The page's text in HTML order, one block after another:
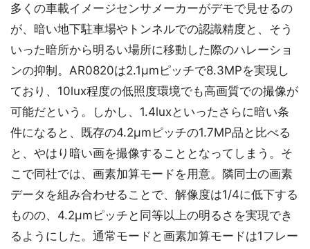
多くの車載イメージセンサメーカーがデモで見せるの
が、暗い地下駐車場やトンネルでの認識精度と、そう
いった暗所から明るい場所に移動した際のハレーショ
ンの抑制。AR0820は2.1μmピッチで8.3MPを実現し
ており、10lux程度の低照度環境でも高画質での撮像が
可能だという。しかし、1.4luxといったさらに暗い条
件になると、既存の4.2μmピッチの1.7MP品と比べる
と、やはり暗い画を撮像することとなってしまう。そ
こで同社では、画素加算モードを用意。隣同士の画素
データを組み合わせることで、解像度は1/4に低下する
ものの、4.2μmピッチと同等以上の明るさを実現でき
るようにした。通常モードと画素加算モードは1フレー